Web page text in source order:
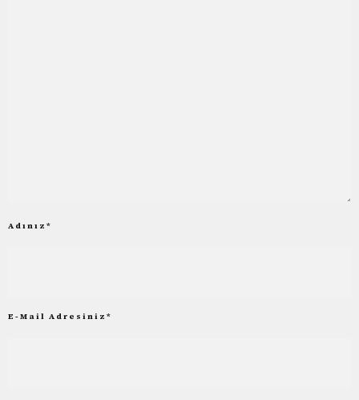
Adınız *
E-Mail Adresiniz *